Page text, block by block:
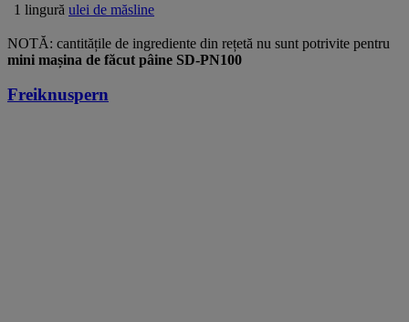
1 lingură ulei de măsline
NOTĂ: cantitățile de ingrediente din rețetă nu sunt potrivite pentru
mini mașina de făcut pâine SD-PN100
Freiknuspern